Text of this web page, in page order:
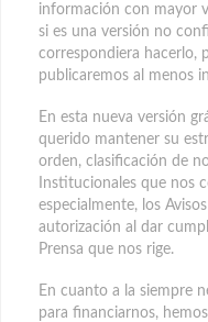
información con mayor
si es una versión no
correspondiera hacerlo,
publicaremos al menos
En esta nueva versión
querido mantener su
orden, clasificación de
Institucionales que nos
especialmente, los
autorización al dar
Prensa que nos rige.
En cuanto a la siempre
para financiarnos,